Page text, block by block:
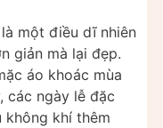
một điều dĩ nhiên
giản mà lại đẹp.
áo khoác mùa
các ngày lễ đặc
khí thêm